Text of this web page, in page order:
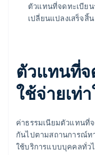
ตัวแทนที่จดทะเบีย
เปลี่ยนแปลงเสร็จสิ้น
ตัวแทนที่จ
ใช้จ่ายเท่
ค่าธรรมเนียมตัวแทนที่
กันไปตามสถานการณ์ท
ใช้บริการแบบบุคคลทั่ว